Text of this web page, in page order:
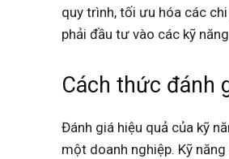
quy trình, tối ưu hóa các
phải đầu tư vào các kỹ
Cách thức đánh
Đánh giá hiệu quả của kỹ
một doanh nghiệp. Kỹ